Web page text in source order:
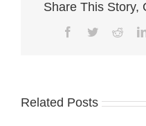
Share This Story,
Facebook
Twitter
Related Posts